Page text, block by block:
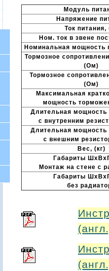
Модуль
Напряжение
Ток питания,
Ном. ток в звене
Номинальная мощность
Тормозное
(Ом)
Тормозное
(Ом)
Максимальная
мощность
Длительная мощность
с внутренним
Длительная мощность
с внешним
Вес, (кг)
Габариты
Монтаж на стене с
Габариты
без